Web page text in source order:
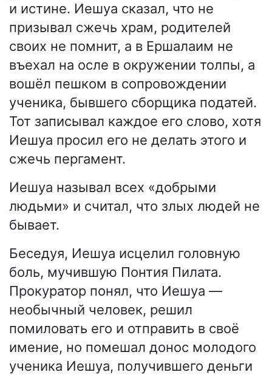
и истине. Иешуа сказал, что не
призывал сжечь храм, родителей
своих не помнит, а в Ершалаим не
въехал на осле в окружении толпы, а
вошёл пешком в сопровождении
ученика, бывшего сборщика податей.
Тот записывал каждое его слово, хотя
Иешуа просил его не делать этого и
сжечь пергамент.
Иешуа называл всех «добрыми
людьми» и считал, что злых людей не
бывает.
Беседуя, Иешуа исцелил головную
боль, мучившую Понтия Пилата.
Прокуратор понял, что Иешуа —
необычный человек, решил
помиловать его и отправить в своё
имение, но помешал донос молодого
ученика Иешуа, получившего деньги